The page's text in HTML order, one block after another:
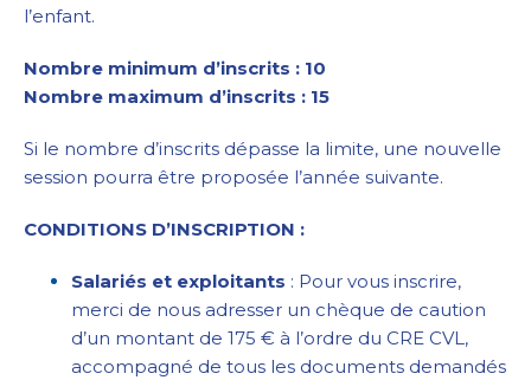
l’enfant.
Nombre minimum d’inscrits : 10
Nombre maximum d’inscrits : 15
Si le nombre d’inscrits dépasse la limite, une nouvelle
session pourra être proposée l’année suivante.
CONDITIONS D’INSCRIPTION :
Salariés et exploitants : Pour vous inscrire,
merci de nous adresser un chèque de caution
d’un montant de 175 € à l’ordre du CRE CVL,
accompagné de tous les documents demandés